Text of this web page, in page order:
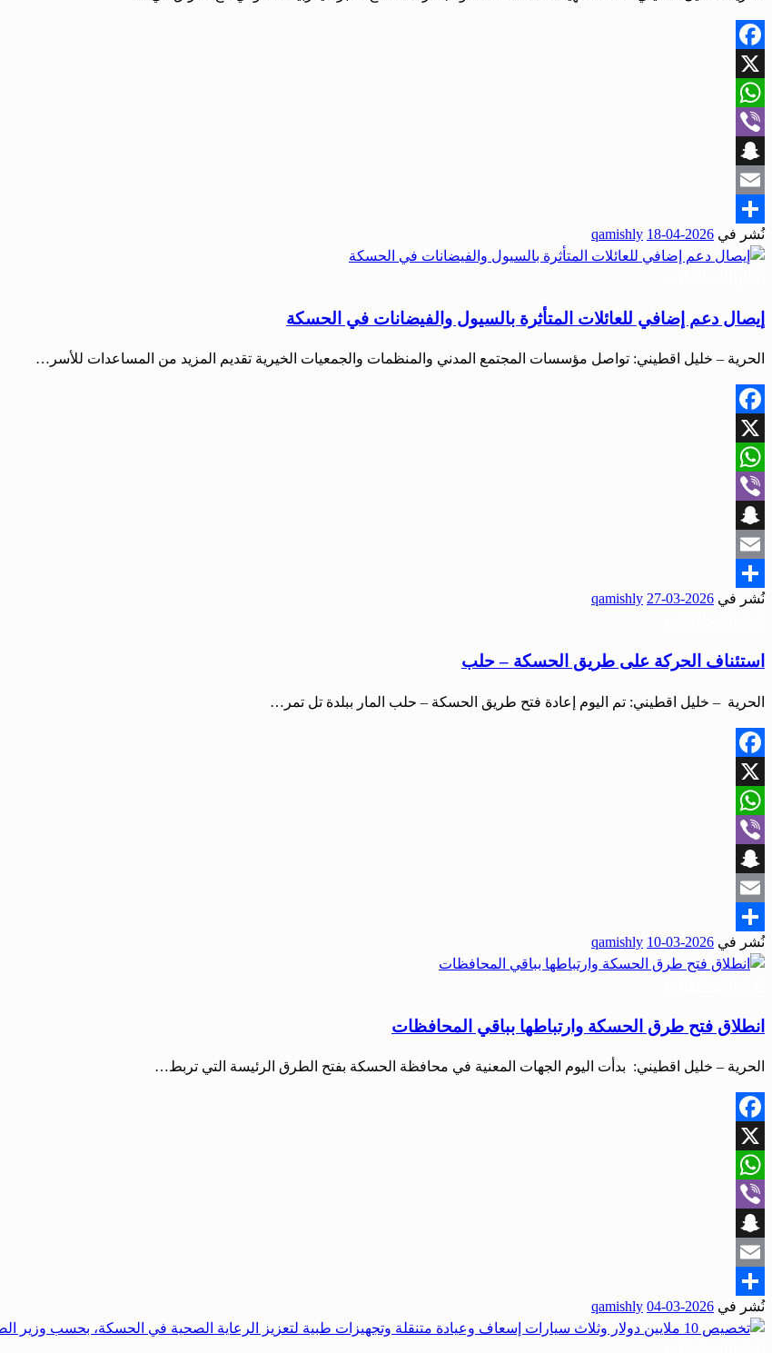
Facebook
X
WhatsApp
Viber
Snapchat
Email
Share
نُشر في 2026-04-18
qamishly
إيصال دعم إضافي للعائلات المتأثرة بالسيول والفيضانات في الحسكة
الحرية – خليل اقطيني: تواصل مؤسسات المجتمع المدني والمنظمات والجمعيات الخيرية تقديم المزيد من المساعدات للأسر…
Facebook
X
WhatsApp
Viber
Snapchat
Email
Share
نُشر في 2026-03-27
qamishly
استئناف الحركة على طريق الحسكة – حلب
الحرية – خليل اقطيني: تم اليوم إعادة فتح طريق الحسكة – حلب المار ببلدة تل تمر…
Facebook
X
WhatsApp
Viber
Snapchat
Email
Share
نُشر في 2026-03-10
qamishly
انطلاق فتح طرق الحسكة وارتباطها بباقي المحافظات
الحرية – خليل اقطيني: بدأت اليوم الجهات المعنية في محافظة الحسكة بفتح الطرق الرئيسة التي تربط…
Facebook
X
WhatsApp
Viber
Snapchat
Email
Share
نُشر في 2026-03-04
qamishly